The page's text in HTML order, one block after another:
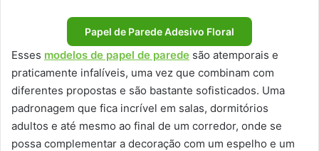
Papel de Parede Adesivo Floral
Esses modelos de papel de parede são atemporais e
praticamente infalíveis, uma vez que combinam com
diferentes propostas e são bastante sofisticados. Uma
padronagem que fica incrível em salas, dormitórios
adultos e até mesmo ao final de um corredor, onde se
possa complementar a decoração com um espelho e um